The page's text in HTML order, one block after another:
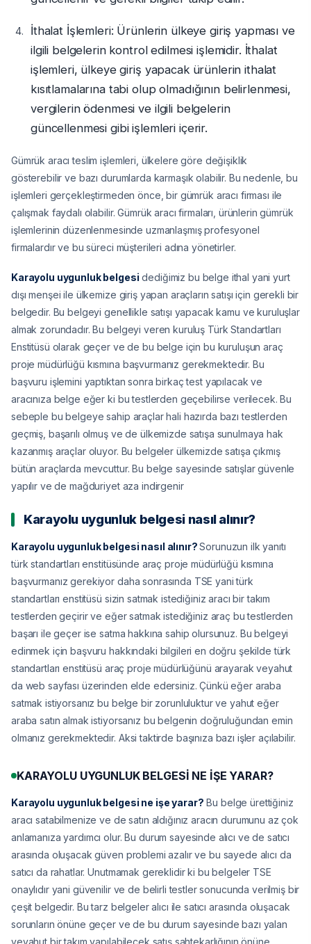
İthalat İşlemleri: Ürünlerin ülkeye giriş yapması ve
ilgili belgelerin kontrol edilmesi işlemidir. İthalat
işlemleri, ülkeye giriş yapacak ürünlerin ithalat
kısıtlamalarına tabi olup olmadığının belirlenmesi,
vergilerin ödenmesi ve ilgili belgelerin
güncellenmesi gibi işlemleri içerir.
Gümrük aracı teslim işlemleri, ülkelere göre değişiklik
gösterebilir ve bazı durumlarda karmaşık olabilir. Bu nedenle, bu
işlemleri gerçekleştirmeden önce, bir gümrük aracı firması ile
çalışmak faydalı olabilir. Gümrük aracı firmaları, ürünlerin gümrük
işlemlerinin düzenlenmesinde uzmanlaşmış profesyonel
firmalardır ve bu süreci müşterileri adına yönetirler.
Karayolu uygunluk belgesi dediğimiz bu belge ithal yani yurt
dışı menşei ile ülkemize giriş yapan araçların satışı için gerekli bir
belgedir. Bu belgeyi genellikle satışı yapacak kamu ve kuruluşlar
almak zorundadır. Bu belgeyi veren kuruluş Türk Standartları
Enstitüsü olarak geçer ve de bu belge için bu kuruluşun araç
proje müdürlüğü kısmına başvurmanız gerekmektedir. Bu
başvuru işlemini yaptıktan sonra birkaç test yapılacak ve
aracınıza belge eğer ki bu testlerden geçebilirse verilecek. Bu
sebeple bu belgeye sahip araçlar hali hazırda bazı testlerden
geçmiş, başarılı olmuş ve de ülkemizde satışa sunulmaya hak
kazanmış araçlar oluyor. Bu belgeler ülkemizde satışa çıkmış
bütün araçlarda mevcuttur. Bu belge sayesinde satışlar güvenle
yapılır ve de mağduriyet aza indirgenir
Karayolu uygunluk belgesi nasıl alınır?
Karayolu uygunluk belgesi nasıl alınır?Sorunuzun ilk yanıtı
türk standartları enstitüsünde araç proje müdürlüğü kısmına
başvurmanız gerekiyor daha sonrasında TSE yani türk
standartları enstitüsü sizin satmak istediğiniz aracı bir takım
testlerden geçirir ve eğer satmak istediğiniz araç bu testlerden
başarı ile geçer ise satma hakkına sahip olursunuz. Bu belgeyi
edinmek için başvuru hakkındaki bilgileri en doğru şekilde türk
standartları enstitüsü araç proje müdürlüğünü arayarak veyahut
da web sayfası üzerinden elde edersiniz. Çünkü eğer araba
satmak istiyorsanız bu belge bir zorunluluktur ve yahut eğer
araba satın almak istiyorsanız bu belgenin doğruluğundan emin
olmanız gerekmektedir. Aksi taktirde başınıza bazı işler açılabilir.
KARAYOLU UYGUNLUK BELGESİ NE İŞE YARAR?
Karayolu uygunluk belgesi ne işe yarar? Bu belge ürettiğiniz
aracı satabilmenize ve de satın aldığınız aracın durumunu az çok
anlamanıza yardımcı olur. Bu durum sayesinde alıcı ve de satıcı
arasında oluşacak güven problemi azalır ve bu sayede alıcı da
satıcı da rahatlar. Unutmamak gereklidir ki bu belgeler TSE
onaylıdır yani güvenilir ve de belirli testler sonucunda verilmiş bir
çeşit belgedir. Bu tarz belgeler alıcı ile satıcı arasında oluşacak
sorunların önüne geçer ve de bu durum sayesinde bazı yalan
veyahut bir takım yapılabilecek satış sahtekarlığının önüne